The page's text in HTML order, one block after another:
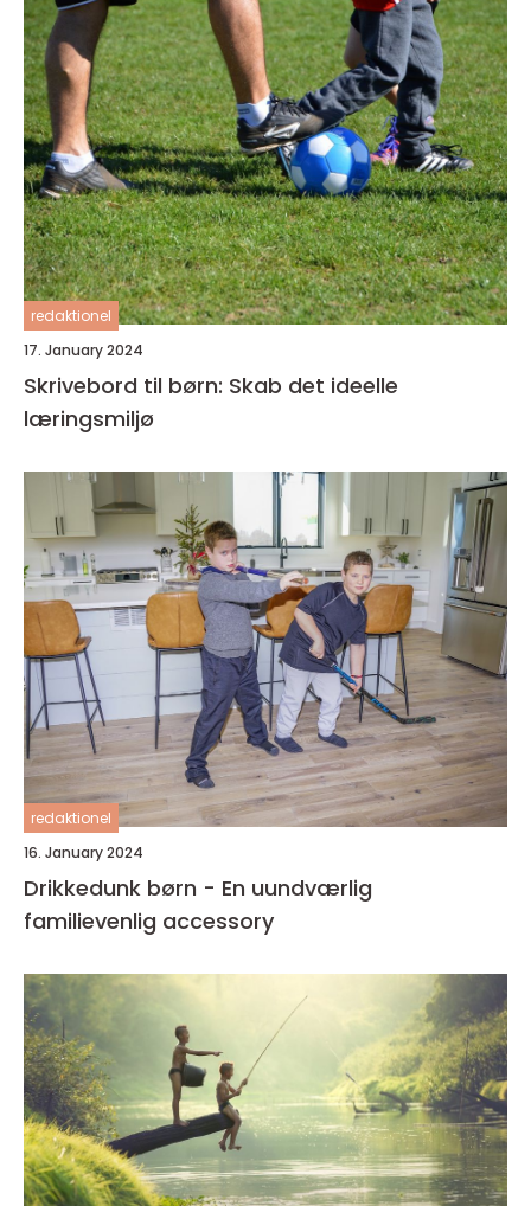
redaktionel
17. January 2024
Skrivebord til børn: Skab det ideelle
læringsmiljø
redaktionel
16. January 2024
Drikkedunk børn - En uundværlig
familievenlig accessory